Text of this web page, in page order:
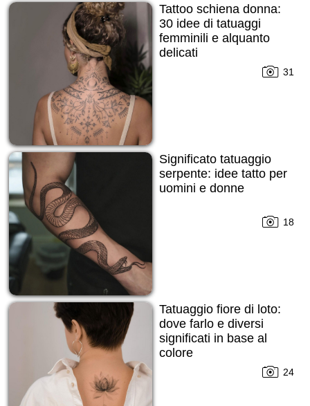
Tattoo schiena donna:
30 idee di tatuaggi
femminili e alquanto
delicati
31
Significato tatuaggio
serpente: idee tatto per
uomini e donne
18
Tatuaggio fiore di loto:
dove farlo e diversi
significati in base al
colore
24